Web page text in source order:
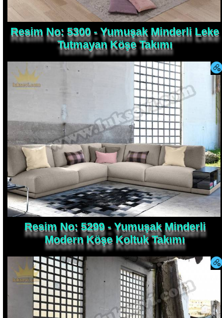
Resim No: 5300 - Yumuşak Minderli Leke
Tutmayan Köşe Takımı
Resim No: 5299 - Yumuşak Minderli
Modern Köşe Koltuk Takımı